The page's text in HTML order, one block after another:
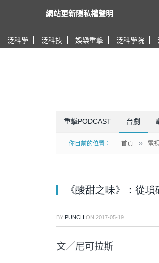
泛科學 泛科技 娛樂重擊 泛科學院
重擊PODCAST 台劇
你目前的位置： 首頁 » 電視
《酸甜之味》：從
BY PUNCH ON 2017-05-19
文／尼可拉斯
網站更新隱私權聲明